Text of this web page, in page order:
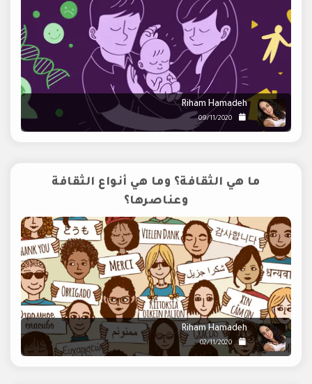
Riham Hamadeh
09/11/2020
ما هي الثقافة؟ وما هي أنواع الثقافة
وعناصرها؟
Riham Hamadeh
02/11/2020